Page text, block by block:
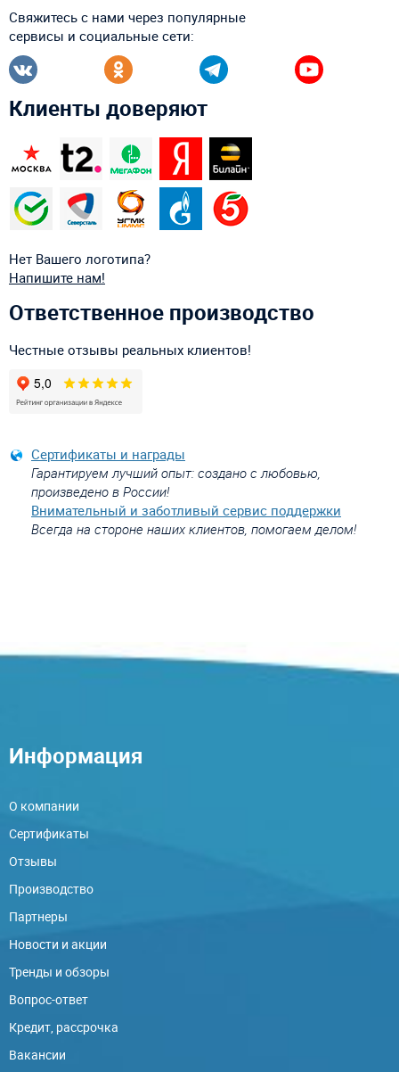
Свяжитесь с нами через популярные
сервисы и социальные сети:
Клиенты доверяют
Нет Вашего логотипа?
Напишите нам!
Ответственное производство
Честные отзывы реальных клиентов!
Сертификаты и награды
Гарантируем лучший опыт: создано с любовью,
произведено в России!
Внимательный и заботливый сервис поддержки
Всегда на стороне наших клиентов, помогаем делом!
Информация
О компании
Сертификаты
Отзывы
Производство
Партнеры
Новости и акции
Тренды и обзоры
Вопрос-ответ
Кредит, рассрочка
Вакансии